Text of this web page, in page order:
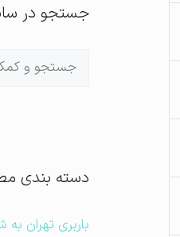
جستجو در
جستجوی
دسته بندی
باربری تهران